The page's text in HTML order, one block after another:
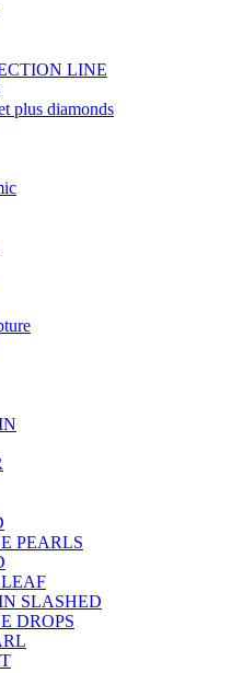
LINE
plus diamonds
PEARLS
SLASHED
DROPS